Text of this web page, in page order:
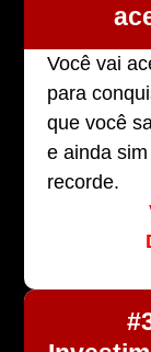
Você vai
para
que você
e ainda
recorde.